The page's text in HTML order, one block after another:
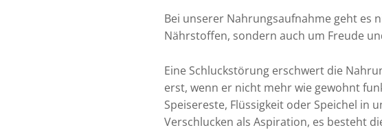
Bei unserer Nahrungsaufnahme geht es
Nährstoffen, sondern auch um Freude
Eine Schluckstörung erschwert die
erst, wenn er nicht mehr wie gewohnt
Speisereste, Flüssigkeit oder Speichel in
Verschlucken als Aspiration, es besteht